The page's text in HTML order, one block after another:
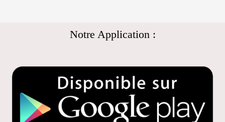
Notre Application :